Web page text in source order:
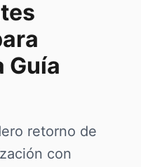
Guía
retorno de
con